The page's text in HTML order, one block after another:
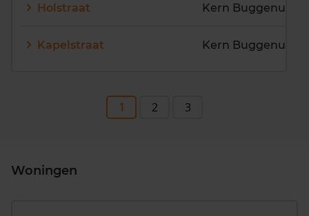
Holstraat Kern Buggenum
Kapelstraat Kern Buggenum
1 2 3
Woningen